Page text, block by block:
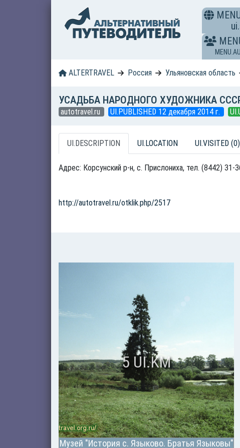
ALTERTRAVEL Россия Ульяновская область
УСАДЬБА НАРОДНОГО ХУДОЖНИКА
autotravel.ru UI.PUBLISHED 12 декабря 2014 г.
UI.DESCRIPTION UI.LOCATION UI.VISITED (0)
Адрес: Корсунский р-н, с. Прислониха, тел. (8442)
http://autotravel.ru/otklik.php/2517
Музей "История с. Языково. Братья Языковы"
5 UI.KM